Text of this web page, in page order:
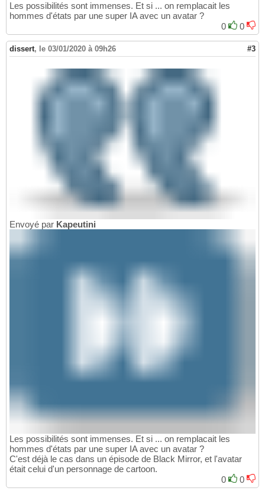
Les possibilités sont immenses. Et si ... on remplacait les
hommes d'états par une super IA avec un avatar ?
0
0
dissert, le 03/01/2020 à 09h26 #3
Envoyé par Kapeutini
Les possibilités sont immenses. Et si ... on remplacait les
hommes d'états par une super IA avec un avatar ?
C'est déjà le cas dans un épisode de Black Mirror, et l'avatar
était celui d'un personnage de cartoon.
0
0